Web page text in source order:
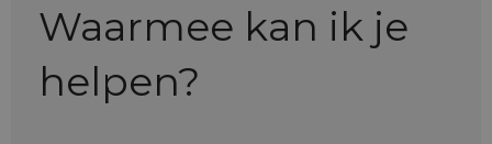
Waarmee kan ik je
helpen?